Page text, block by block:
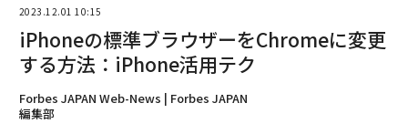
2023.12.01 10:15
iPhoneの標準ブラウザーをChromeに変更
する方法：iPhone活用テク
Forbes JAPAN Web-News | Forbes JAPAN
編集部